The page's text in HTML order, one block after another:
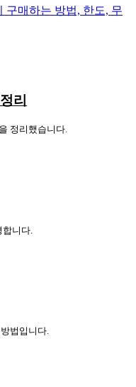
구매하는 방법, 한도, 무
리
정리했습니다.
니다.
법입니다.